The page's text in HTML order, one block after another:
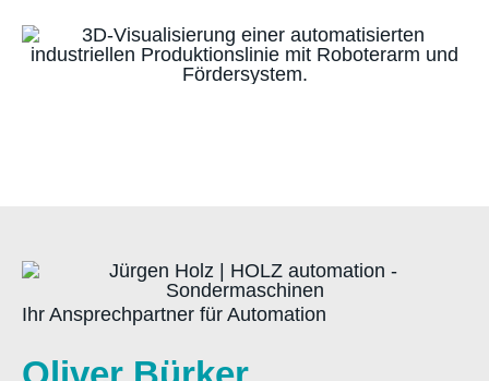
Ihr Ansprechpartner für Automation